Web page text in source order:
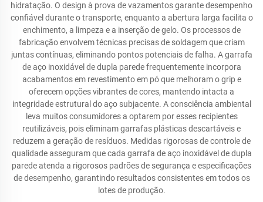
hidratação. O design à prova de vazamentos garante desempenho
confiável durante o transporte, enquanto a abertura larga facilita o
enchimento, a limpeza e a inserção de gelo. Os processos de
fabricação envolvem técnicas precisas de soldagem que criam
juntas contínuas, eliminando pontos potenciais de falha. A garrafa
de aço inoxidável de dupla parede frequentemente incorpora
acabamentos em revestimento em pó que melhoram o grip e
oferecem opções vibrantes de cores, mantendo intacta a
integridade estrutural do aço subjacente. A consciência ambiental
leva muitos consumidores a optarem por esses recipientes
reutilizáveis, pois eliminam garrafas plásticas descartáveis e
reduzem a geração de resíduos. Medidas rigorosas de controle de
qualidade asseguram que cada garrafa de aço inoxidável de dupla
parede atenda a rigorosos padrões de segurança e especificações
de desempenho, garantindo resultados consistentes em todos os
lotes de produção.